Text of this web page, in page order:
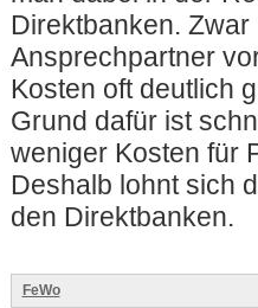
Direktbanken.
Ansprechpartner
Kosten oft deutlich
Grund dafür ist
weniger Kosten für
Deshalb lohnt sich
den Direktbanken.
FeWo